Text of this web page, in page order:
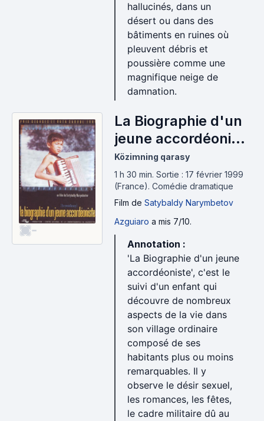
hallucinés, dans un
désert ou dans des
bâtiments en ruines où
pleuvent débris et
poussière comme une
magnifique neige de
damnation.
-
La Biographie d'un
jeune accordéoniste
(1999)
Közimning qarasy
1 h 30 min. Sortie : 17 février 1999
(France). Comédie dramatique
Film de Satybaldy Narymbetov
Azguiaro a mis 7/10.
Annotation :
'La Biographie d'un jeune
accordéoniste', c'est le
suivi d'un enfant qui
découvre de nombreux
aspects de la vie dans
son village ordinaire
composé de ses
habitants plus ou moins
remarquables. Il y
observe le désir sexuel,
les romances, les fêtes,
le cadre militaire dû au